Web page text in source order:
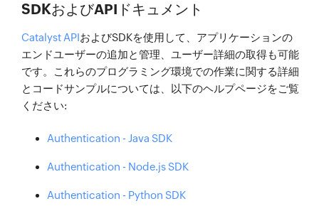
SDKおよびAPIドキュメント
Catalyst APIおよびSDKを使用して、アプリケーションの
エンドユーザーの追加と管理、ユーザー詳細の取得も可能
です。これらのプログラミング環境での作業に関する詳細
とコードサンプルについては、以下のヘルプページをご覧
ください:
Authentication - Java SDK
Authentication - Node.js SDK
Authentication - Python SDK